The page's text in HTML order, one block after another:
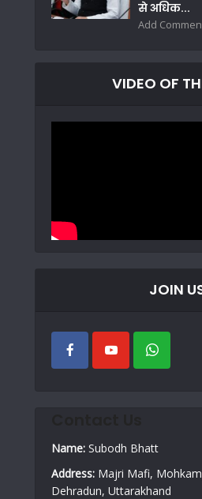
से अधिक...
Add
VIDEO OF
JOIN
Name: Subodh Bhatt
Address: Majri Mafi,
Dehradun, Uttarakhand